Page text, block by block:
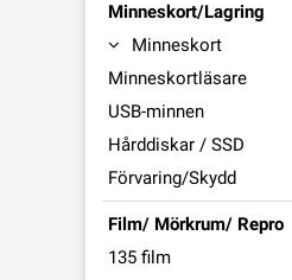
Minneskort/Lagring
Minneskort
Minneskortläsare
USB-minnen
Hårddiskar / SSD
Förvaring/Skydd
Film/ Mörkrum/ Repro
135 film